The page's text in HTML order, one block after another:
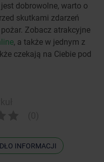
dobrowolne, warto o
skutkami zdarzeń
Zobacz atrakcyjne
, a także w jednym z
czekają na Ciebie pod
INFORMACJI